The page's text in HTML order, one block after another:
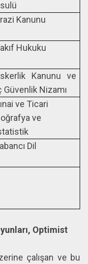
Kanunu
Hukuku
Kanunu ve
Güvenlik Nizamı
ve Ticari
ve
Dil
Optimist
çalışan ve bu